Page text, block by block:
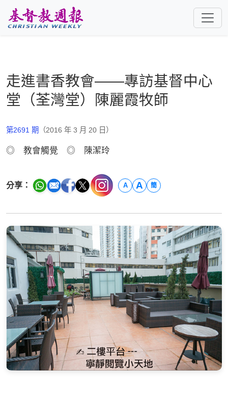
走進書香教會——專訪基督中心
堂（荃灣堂）陳麗霞牧師
第2691 期 （2016 年 3 月 20 日）
◎ 教會觸覺 ◎ 陳潔玲
分享： A A 簡